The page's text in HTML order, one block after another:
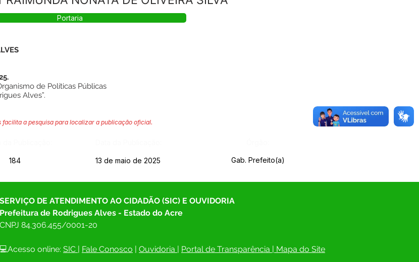
Portaria
de Políticas Públicas
Alves”.
a pesquisa para localizar a publicação oficial.
184 13 de maio de 2025 Gab. Prefeito(a)
SERVIÇO DE ATENDIMENTO AO CIDADÃO (SIC) E OUVIDORIA
Prefeitura de Rodrigues Alves - Estado do Acre
CNPJ 84.306.455/0001-20
💻Acesso online: SIC | Fale Conosco | Ouvidoria | Portal de Transparência | Mapa do Site